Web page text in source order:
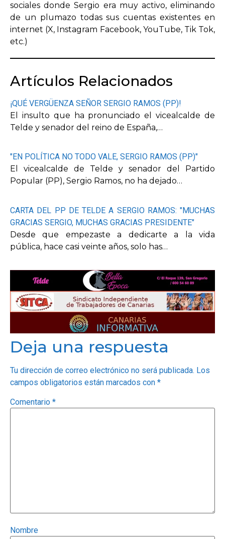
sociales donde Sergio era muy activo, eliminando
de un plumazo todas sus cuentas existentes en
internet (X, Instagram Facebook, YouTube, Tik Tok,
etc.)
Artículos Relacionados
¡QUÉ VERGÜENZA SEÑOR SERGIO RAMOS (PP)!
El insulto que ha pronunciado el vicealcalde de
Telde y senador del reino de España,…
"EN POLÍTICA NO TODO VALE, SERGIO RAMOS (PP)"
El vicealcalde de Telde y senador del Partido
Popular (PP), Sergio Ramos, no ha dejado…
CARTA DEL PP DE TELDE A SERGIO RAMOS: "MUCHAS
GRACIAS SERGIO, MUCHAS GRACIAS PRESIDENTE"
Desde que empezaste a dedicarte a la vida
pública, hace casi veinte años, solo has…
Deja una respuesta
Tu dirección de correo electrónico no será publicada. Los
campos obligatorios están marcados con *
Comentario *
Nombre